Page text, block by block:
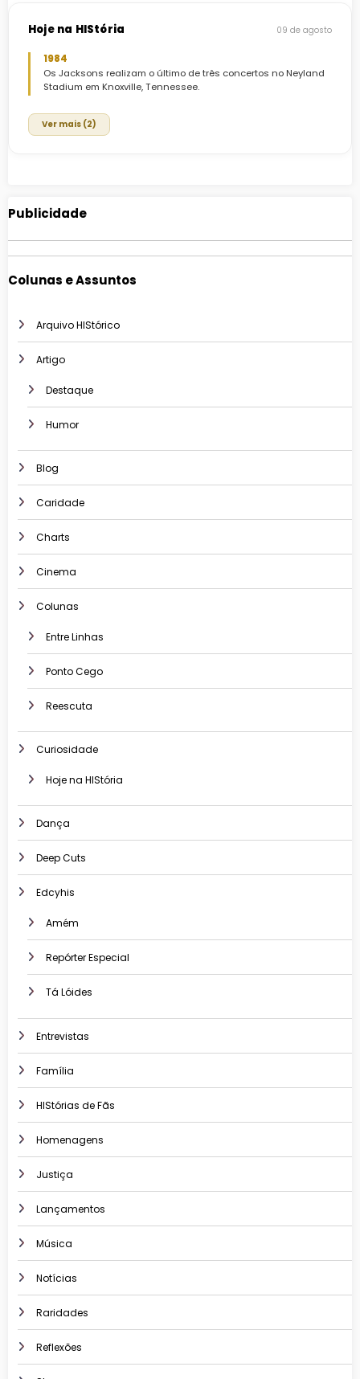
Hoje na HIStória 09 de agosto
1984
Os Jacksons realizam o último de três concertos no Neyland
Stadium em Knoxville, Tennessee.
Ver mais (2)
Publicidade
Colunas e Assuntos
Arquivo HIStórico
Artigo
Destaque
Humor
Blog
Caridade
Charts
Cinema
Colunas
Entre Linhas
Ponto Cego
Reescuta
Curiosidade
Hoje na HIStória
Dança
Deep Cuts
Edcyhis
Amém
Repórter Especial
Tá Lóides
Entrevistas
Família
HIStórias de Fãs
Homenagens
Justiça
Lançamentos
Música
Notícias
Raridades
Reflexões